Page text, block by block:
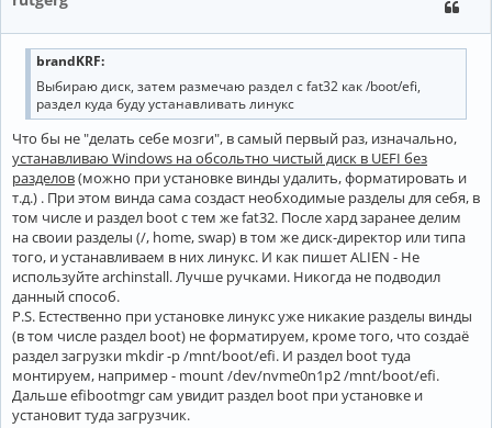
brandKRF:
Выбираю диск, затем размечаю раздел с fat32 как /boot/efi,
раздел куда буду устанавливать линукс
Что бы не "делать себе мозги", в самый первый раз, изначально,
устанавливаю Windows на обсольтно чистый диск в UEFI без
разделов(можно при установке винды удалить, форматировать и
т.д.) . При этом винда сама создаст необходимые разделы для себя, в
том числе и раздел boot с тем же fat32. После хард заранее делим
на своии разделы (/, home, swap) в том же диск-директор или типа
того, и устанавливаем в них линукс. И как пишет ALIEN - Не
используйте archinstall. Лучше ручками. Никогда не подводил
данный способ.
P.S. Естественно при установке линукс уже никакие разделы винды
(в том числе раздел boot) не форматируем, кроме того, что создаё
раздел загрузки mkdir -p /mnt/boot/efi. И раздел boot туда
монтируем, например - mount /dev/nvme0n1p2 /mnt/boot/efi.
Дальше efibootmgr сам увидит раздел boot при установке и
установит туда загрузчик.